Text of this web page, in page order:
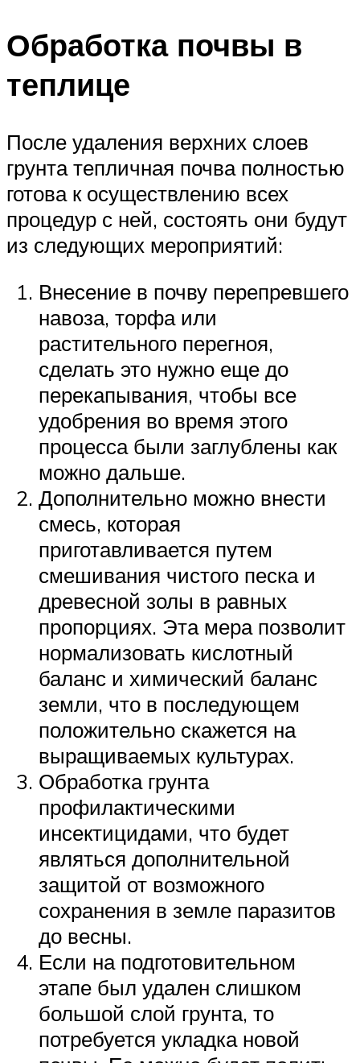
Обработка почвы в
теплице
После удаления верхних слоев
грунта тепличная почва полностью
готова к осуществлению всех
процедур с ней, состоять они будут
из следующих мероприятий:
Внесение в почву перепревшего
навоза, торфа или
растительного перегноя,
сделать это нужно еще до
перекапывания, чтобы все
удобрения во время этого
процесса были заглублены как
можно дальше.
Дополнительно можно внести
смесь, которая
приготавливается путем
смешивания чистого песка и
древесной золы в равных
пропорциях. Эта мера позволит
нормализовать кислотный
баланс и химический баланс
земли, что в последующем
положительно скажется на
выращиваемых культурах.
Обработка грунта
профилактическими
инсектицидами, что будет
являться дополнительной
защитой от возможного
сохранения в земле паразитов
до весны.
Если на подготовительном
этапе был удален слишком
большой слой грунта, то
потребуется укладка новой